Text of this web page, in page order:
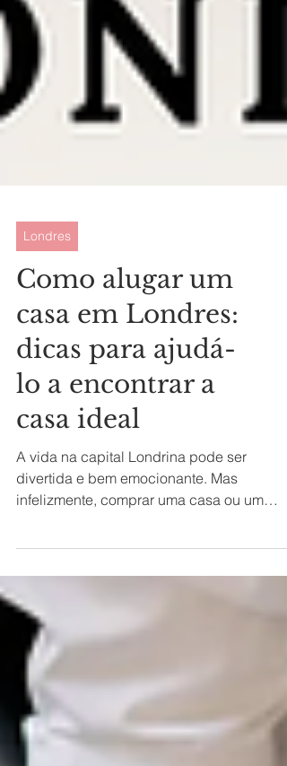
Londres
Como alugar um
casa em Londres:
dicas para ajudá-
lo a encontrar a
casa ideal
A vida na capital Londrina pode ser
divertida e bem emocionante. Mas